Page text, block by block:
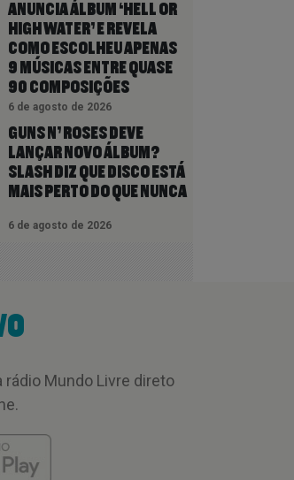
ANUNCIA ÁLBUM ‘HELL OR
HIGH WATER’ E REVELA
COMO ESCOLHEU APENAS
9 MÚSICAS ENTRE QUASE
90 COMPOSIÇÕES
6 de agosto de 2026
GUNS N’ ROSES DEVE
LANÇAR NOVO ÁLBUM?
SLASH DIZ QUE DISCO ESTÁ
MAIS PERTO DO QUE NUNCA
6 de agosto de 2026
rádio Mundo Livre direto